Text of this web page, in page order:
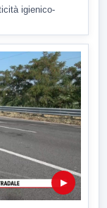
igienico-
▶